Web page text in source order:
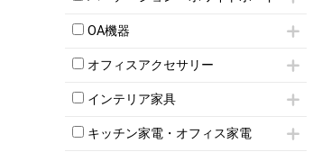
両開書庫
引き違い書庫
多人数ロッカー
シリンダー錠ロッカー
ダイヤル錠ロッカー
ボタン錠ロッカー
シューズロッカー・下駄箱
ロッカーその他
会議テーブルW1200～
会議テーブルW1800～
折りたたみ会議テーブル
ハイテーブル
ハイチェア
ミーティングチェアその他
応接・役員家具その他
ローカウンター
ラウンジカウンター
パーテーション
自立タイプパーテーション
パーテーションその他
壁掛けホワイトボード
ホワイトボードその他
OA機器
iPad
電話機（ビジネスフォン）
シュレッダー
スクリーン
オフィスアクセサリー
チェア用台車
演台・講演台・演説台
防音パネル
インテリア家具
モールドチェア
ダイニングチェア
キッチン家電・オフィス家電